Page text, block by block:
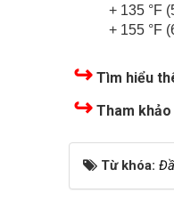
+ 135 °F
+ 155 °F
↪ Tìm hiểu
↪ Tham
Từ khóa: